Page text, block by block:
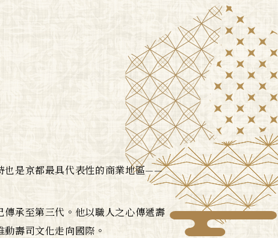
也是京都最具代表性的商業地區——
承至第三代。他以職人之心傳遞壽
壽司文化走向國際。